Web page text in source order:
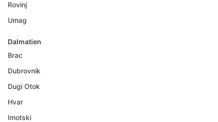
Rovinj
Umag
Dalmatien
Brac
Dubrovnik
Dugi Otok
Hvar
Imotski